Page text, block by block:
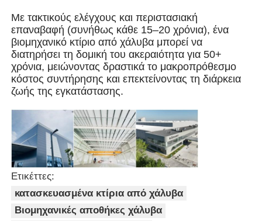
Οικοδόμηση δομής χάλυβα
Εργαστήριο Μεταλλικών Κατασκευών
αποθήκη χάλυβα
Κουτί χάλυβα
Βαριά δομή χάλυβα
Γέφυρα από χάλυβα
Με τακτικούς ελέγχους και περιστασιακή
επαναβαφή (συνήθως κάθε 15–20 χρόνια), ένα
βιομηχανικό κτίριο από χάλυβα μπορεί να
διατηρήσει τη δομική του ακεραιότητα για 50+
χρόνια, μειώνοντας δραστικά το μακροπρόθεσμο
κόστος συντήρησης και επεκτείνοντας τη διάρκεια
ζωής της εγκατάστασης.
Ετικέττες:
κατασκευασμένα κτίρια από χάλυβα
Βιομηχανικές αποθήκες χάλυβα